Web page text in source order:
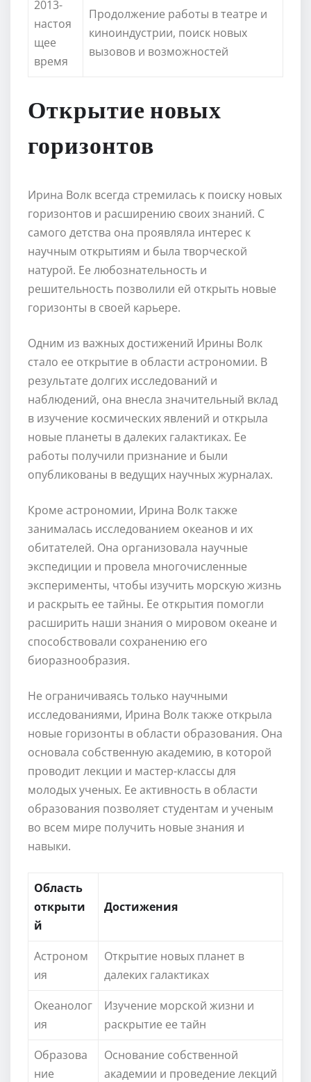
2013-
настоя
щее
время
Продолжение работы в театре и
киноиндустрии, поиск новых
вызовов и возможностей
Открытие новых
горизонтов
Ирина Волк всегда стремилась к поиску новых
горизонтов и расширению своих знаний. С
самого детства она проявляла интерес к
научным открытиям и была творческой
натурой. Ее любознательность и
решительность позволили ей открыть новые
горизонты в своей карьере.
Одним из важных достижений Ирины Волк
стало ее открытие в области астрономии. В
результате долгих исследований и
наблюдений, она внесла значительный вклад
в изучение космических явлений и открыла
новые планеты в далеких галактиках. Ее
работы получили признание и были
опубликованы в ведущих научных журналах.
Кроме астрономии, Ирина Волк также
занималась исследованием океанов и их
обитателей. Она организовала научные
экспедиции и провела многочисленные
эксперименты, чтобы изучить морскую жизнь
и раскрыть ее тайны. Ее открытия помогли
расширить наши знания о мировом океане и
способствовали сохранению его
биоразнообразия.
Не ограничиваясь только научными
исследованиями, Ирина Волк также открыла
новые горизонты в области образования. Она
основала собственную академию, в которой
проводит лекции и мастер-классы для
молодых ученых. Ее активность в области
образования позволяет студентам и ученым
во всем мире получить новые знания и
навыки.
Область
открыти
й
Достижения
Астроном
ия
Открытие новых планет в
далеких галактиках
Океанолог
ия
Изучение морской жизни и
раскрытие ее тайн
Образова
ние
Основание собственной
академии и проведение лекций